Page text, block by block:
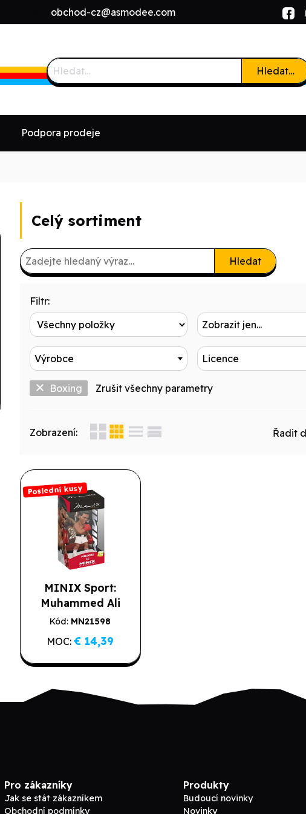
obchod-cz@asmodee.com
Hledat…
Podpora prodeje
Celý sortiment
Hledat
Filtr:
Zobrazit jen...
Výrobce Licence
Boxing Zrušit všechny parametry
Zobrazení: Řadit
MINIX Sport:
Muhammed Ali
Poslední kusy
Kód: MN21598
Poslední kusy
MOC:€ 14,39
Pro zákazníky
Jak se stát zákazníkem
Obchodní podmínky
Produkty
Budoucí novinky
Novinky